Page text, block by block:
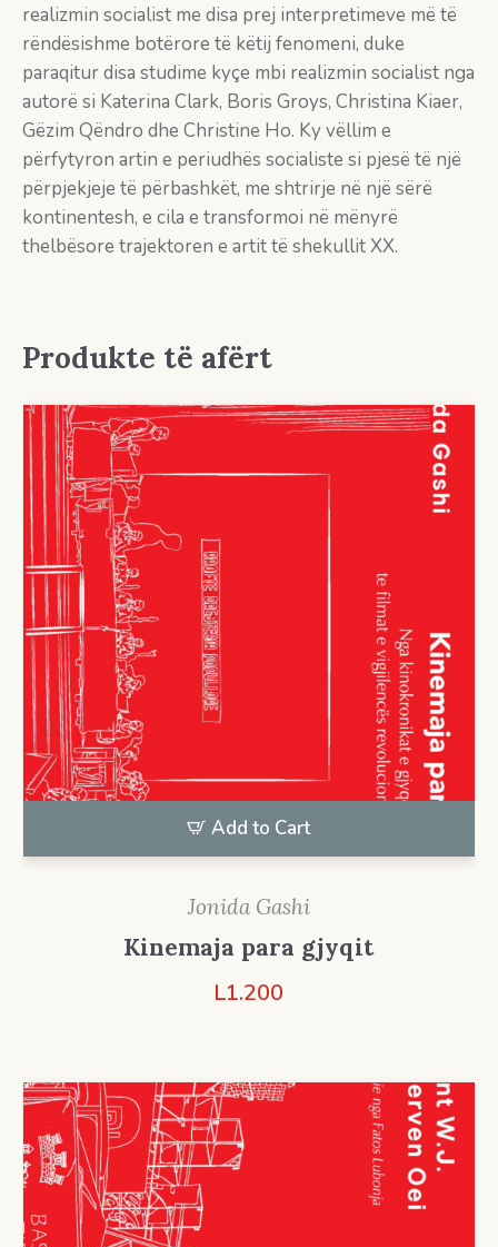
realizmin socialist me disa prej interpretimeve më të
rëndësishme botërore të këtij fenomeni, duke
paraqitur disa studime kyçe mbi realizmin socialist nga
autorë si Katerina Clark, Boris Groys, Christina Kiaer,
Gëzim Qëndro dhe Christine Ho. Ky vëllim e
përfytyron artin e periudhës socialiste si pjesë të një
përpjekjeje të përbashkët, me shtrirje në një sërë
kontinentesh, e cila e transformoi në mënyrë
thelbësore trajektoren e artit të shekullit XX.
Produkte të afërt
Add to Cart
Jonida Gashi
Kinemaja para gjyqit
L1.200